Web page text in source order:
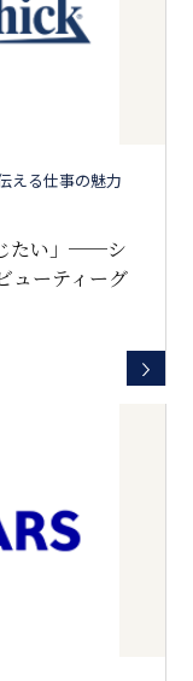
える仕事の魅力
じたい」──シ
ューティーグ